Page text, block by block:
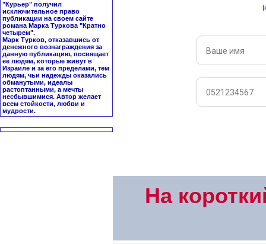
"Курьер" получил
исключительное право
публикации на своем сайте
романа Марка Туркова "Кратно
четырем".
Марк Турков, отказавшись от
денежного вознаграждения за
данную публикацию, посвящает
ее людям, которые живут в
Израиле и за его пределами, тем
людям, чьи надежды оказались
обманутыми, идеалы
растоптанными, а мечты
несбывшимися. Автор желает
всем стойкости, любви и
мудрости.
На